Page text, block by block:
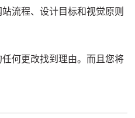
流程、设计目标和视觉原则
何更改找到理由。 而且您将